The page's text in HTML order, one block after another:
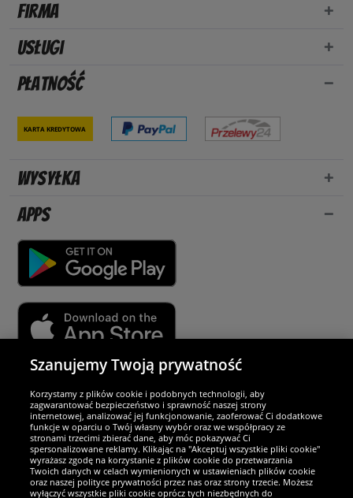
Firma
Usługi
Płatność
Karta kredytowa
Wysyłka
Apps
Partnerzy i bezpieczeństwo
Jesteśmy wyjątkowi
Szanujemy Twoją prywatność
Korzystamy z plików cookie i podobnych technologii, aby
zagwarantować bezpieczeństwo i sprawność naszej strony
internetowej, analizować jej funkcjonowanie, zaoferować Ci dodatkowe
funkcje w oparciu o Twój własny wybór oraz we współpracy ze
stronami trzecimi zbierać dane, aby móc pokazywać Ci
spersonalizowane reklamy. Klikając na "Akceptuj wszystkie pliki cookie"
wyrażasz zgodę na korzystanie z plików cookie do przetwarzania
Twoich danych w celach wymienionych w ustawieniach plików cookie
oraz naszej polityce prywatności przez nas oraz strony trzecie. Możesz
wyłączyć wszystkie pliki cookie oprócz tych niezbędnych do